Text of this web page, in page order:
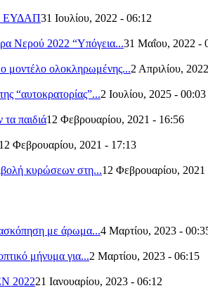
ΕΥΔΑΠ31 Ιουλίου, 2022 - 06:12
Νερού 2022 “Υπόγεια...31 Μαΐου, 2022 -
ολοκληρωμένης...2 Απριλίου,
“αυτοκρατορίας”...2 Ιουλίου, 2025 - 00:03
παιδιά12 Φεβρουαρίου, 2021 - 16:56
12 Φεβρουαρίου, 2021 - 17:13
κυρώσεων στη...12 Φεβρουαρίου,
με άρωμα...4 Μαρτίου, 2023 -
μήνυμα για...2 Μαρτίου, 2023 - 06:15
202221 Ιανουαρίου, 2023 - 06:12